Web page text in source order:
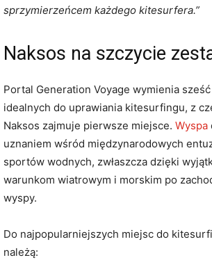
sprzymierzeńcem każdego kitesurfera.”
Naksos na szczycie
Portal Generation Voyage wymienia
idealnych do uprawiania kitesurfingu, z
Naksos zajmuje pierwsze miejsce. Wyspa
uznaniem wśród międzynarodowych
sportów wodnych, zwłaszcza dzięki
warunkom wiatrowym i morskim po
wyspy.
Do najpopularniejszych miejsc do
należą: